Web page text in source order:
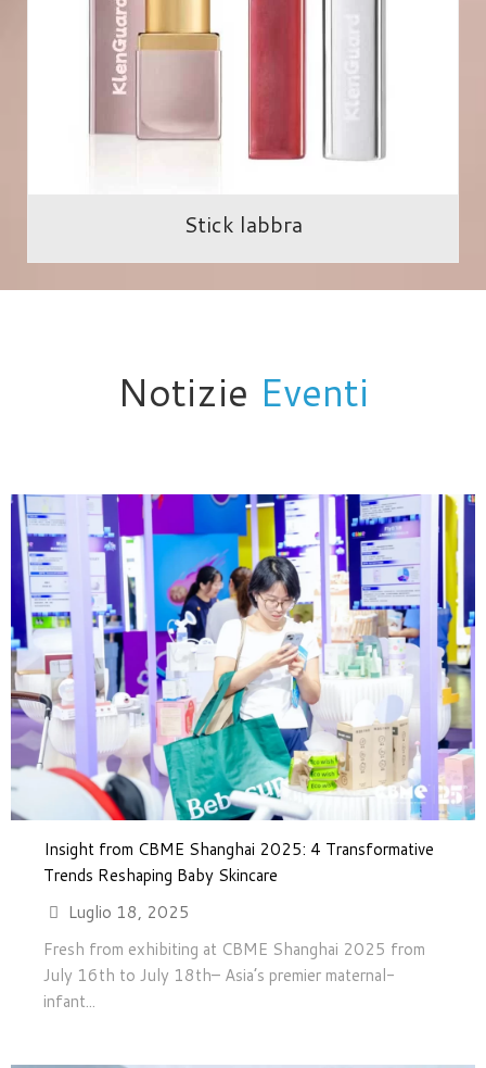
Stick labbra
Notizie Eventi
Insight from CBME Shanghai 2025: 4 Transformative
Trends Reshaping Baby Skincare
Luglio 18, 2025
Fresh from exhibiting at CBME Shanghai 2025 from
July 16th to July 18th– Asia’s premier maternal-
infant...